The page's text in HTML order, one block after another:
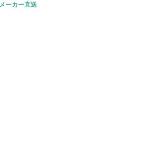
メーカー直送